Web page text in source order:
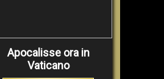
Apocalisse ora in
Vaticano